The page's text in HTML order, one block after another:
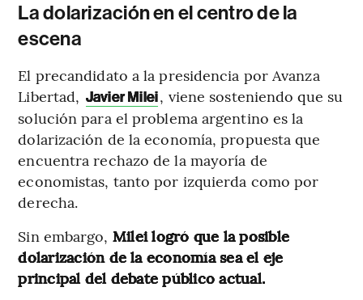
La dolarización en el centro de la
escena
El precandidato a la presidencia por Avanza
Libertad, Javier Milei, viene sosteniendo que su
solución para el problema argentino es la
dolarización de la economía, propuesta que
encuentra rechazo de la mayoría de
economistas, tanto por izquierda como por
derecha.
Sin embargo, Milei logró que la posible
dolarización de la economía sea el eje
principal del debate público actual.